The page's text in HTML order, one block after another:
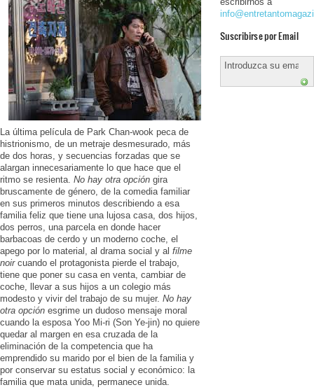
La última película de Park Chan-wook peca de
histrionismo, de un metraje desmesurado, más
de dos horas, y secuencias forzadas que se
alargan innecesariamente lo que hace que el
ritmo se resienta. No hay otra opción gira
bruscamente de género, de la comedia familiar
en sus primeros minutos describiendo a esa
familia feliz que tiene una lujosa casa, dos hijos,
dos perros, una parcela en donde hacer
barbacoas de cerdo y un moderno coche, el
apego por lo material, al drama social y al filme
noircuando el protagonista pierde el trabajo,
tiene que poner su casa en venta, cambiar de
coche, llevar a sus hijos a un colegio más
modesto y vivir del trabajo de su mujer. No hay
otra opción esgrime un dudoso mensaje moral
cuando la esposa Yoo Mi-ri (Son Ye-jin) no quiere
quedar al margen en esa cruzada de la
eliminación de la competencia que ha
emprendido su marido por el bien de la familia y
por conservar su estatus social y económico: la
familia que mata unida, permanece unida.
Suscribirse por Email